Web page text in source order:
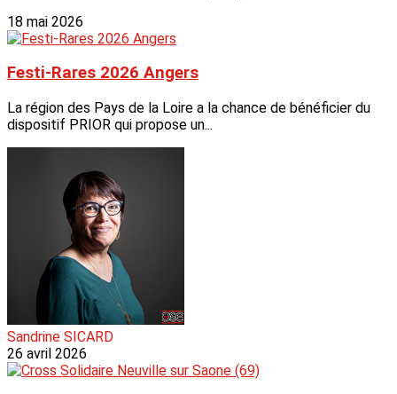
18 mai 2026
Festi-Rares 2026 Angers
La région des Pays de la Loire a la chance de bénéficier du
dispositif PRIOR qui propose un...
Sandrine SICARD
26 avril 2026